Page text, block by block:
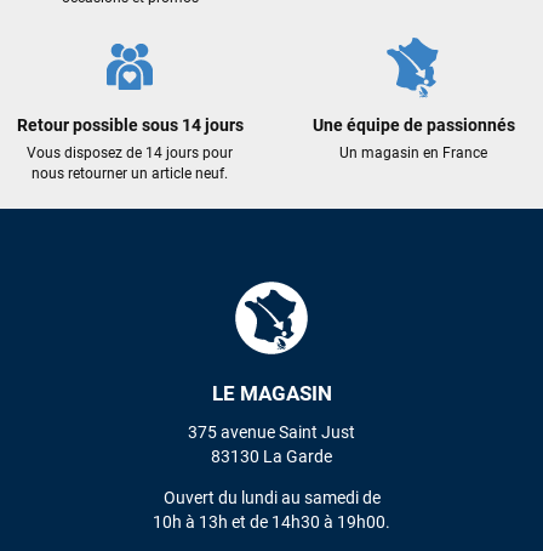
Retour possible sous 14 jours
Vous disposez de 14 jours pour
nous retourner un article neuf.
Une équipe de passionnés
Un magasin en France
LE MAGASIN
375 avenue Saint Just
83130 La Garde
Ouvert du lundi au samedi de
10h à 13h et de 14h30 à 19h00.
Maronui RICHMOND
il y a 3 mois
J'ai acheté une voile d'occasion depuis Tahiti. Super service.
L'envoi a été rapide. La voile est arrivée en super état.
Mauruuru roa.
LAISSER UN AVIS